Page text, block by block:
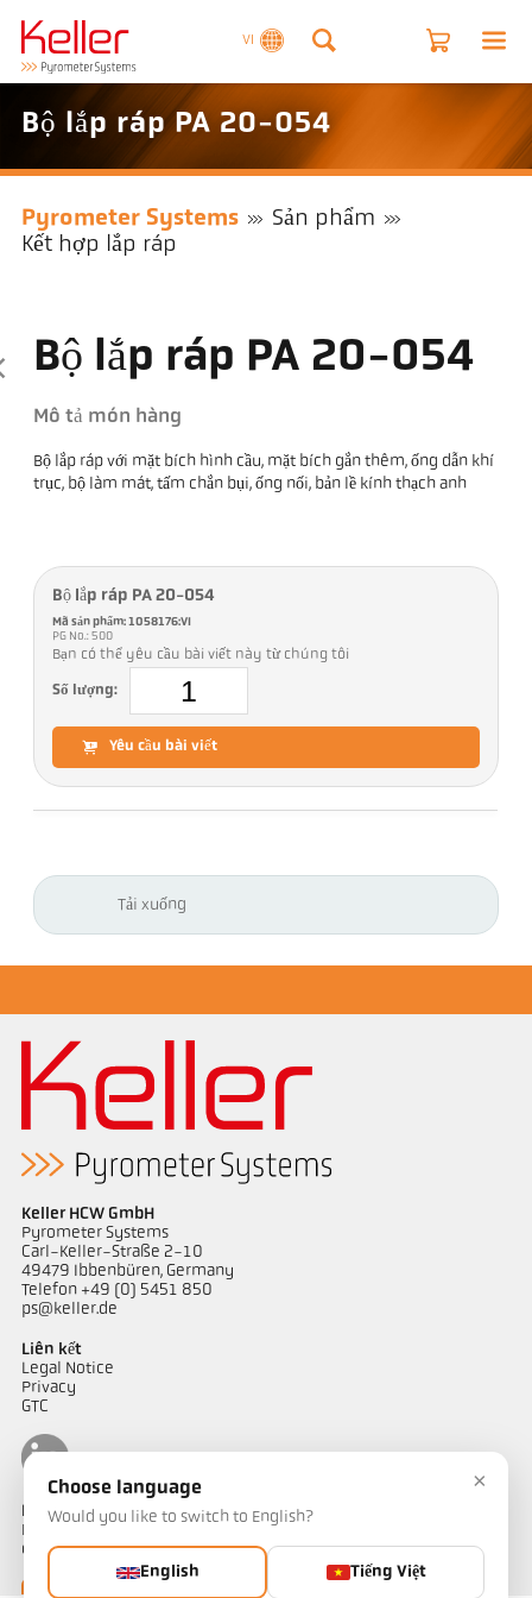
VI
Bộ lắp ráp PA 20-054
Pyrometer Systems
Sản phẩm
Kết hợp lắp ráp
Bộ lắp ráp PA 20-054
Mô tả món hàng
Bộ lắp ráp với mặt bích hình cầu, mặt bích gắn thêm, ống dẫn khí
trục, bộ làm mát, tấm chắn bụi, ống nối, bản lề kính thạch anh
Bộ lắp ráp PA 20-054
Mã sản phẩm: 1058176:VI
PG No.: 500
Bạn có thể yêu cầu bài viết này từ chúng tôi
Số lượng:
Yêu cầu bài viết
Tải xuống
Keller HCW GmbH
Pyrometer Systems
Carl-Keller-Straße 2-10
49479 Ibbenbüren, Germany
Telefon +49 (0) 5451 850
ps@keller.de
Liên kết
Legal Notice
Privacy
GTC
Liên hệ
Bạn có câu hỏi về các giải pháp đo nhiệt độ của chúng tôi? Đội ngũ
của chúng tôi sẵn sàng hỗ trợ bạn.
×
Choose language
Would you like to switch to English?
English Tiếng Việt